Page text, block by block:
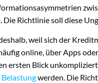
Richtlinie soll diese
weil sich der
online, über Apps
ersten Blick
Belastungwerden. Die